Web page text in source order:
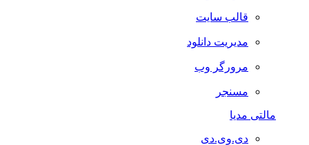
قالب سایت
مدیریت دانلود
مرورگر وب
مسنجر
مالتی مدیا
دی.وی.دی